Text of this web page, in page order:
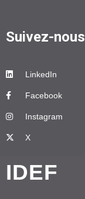
Suivez-nous
LinkedIn
Facebook
Instagram
X
IDEF